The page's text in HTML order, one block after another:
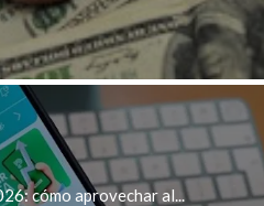
cómo aprovechar al...